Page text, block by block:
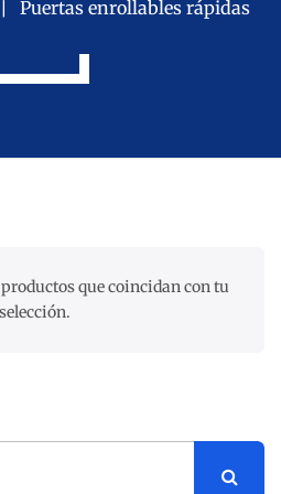
Puertas enrollables rápidas
que coincidan con tu
selección.